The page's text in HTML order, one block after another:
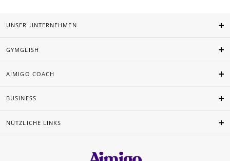
UNSER UNTERNEHMEN
GYMGLISH
AIMIGO COACH
BUSINESS
NÜTZLICHE LINKS